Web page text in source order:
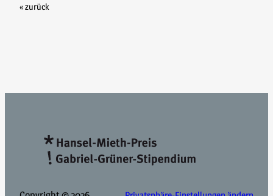
« zurück